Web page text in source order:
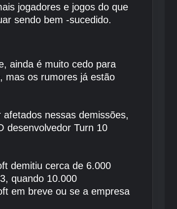
jogadores e jogos do que
sendo bem -sucedido.
ainda é muito cedo para
mas os rumores já estão
nessas demissões,
desenvolvedor Turn 10
demitiu cerca de 6.000
quando 10.000
em breve ou se a empresa